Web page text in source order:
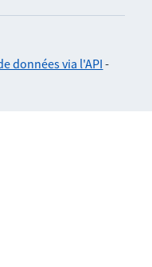
données via l'API-